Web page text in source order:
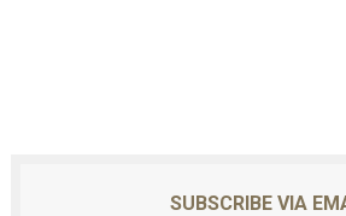
SUBSCRIBE VIA